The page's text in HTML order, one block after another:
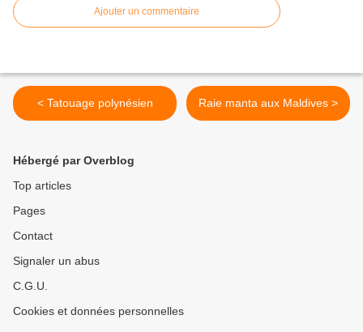
Ajouter un commentaire
< Tatouage polynésien Raie manta aux Maldives >
Hébergé par Overblog
Top articles
Pages
Contact
Signaler un abus
C.G.U.
Cookies et données personnelles